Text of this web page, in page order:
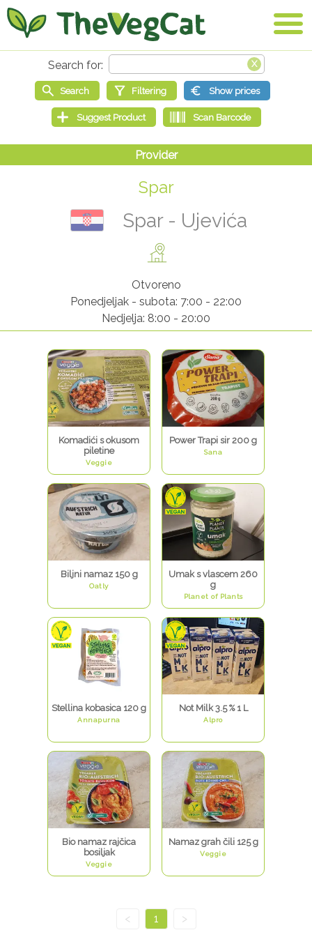
Spar
Spar - Ujevića
Otvoreno
Ponedjeljak - subota: 7:00 - 22:00
Nedjelja: 8:00 - 20:00
Komadići s okusom
piletine
Veggie
Power Trapi sir 200 g
Sana
Biljni namaz 150 g
Oatly
Umak s vlascem 260
g
Planet of Plants
Stellina kobasica 120 g
Annapurna
Not Milk 3.5 % 1 L
Alpro
Bio namaz rajčica
bosiljak
Veggie
Namaz grah čili 125 g
Veggie
< 1 >